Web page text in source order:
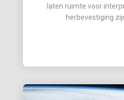
ANAM 6 AYAT
66-69: KUNNEN
VAN IBN
‘ABIDIN
VAN
AURANGZEB
MET
EN
laten ruimte voor
herbevestiging